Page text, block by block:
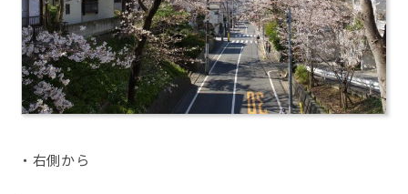
・右側から